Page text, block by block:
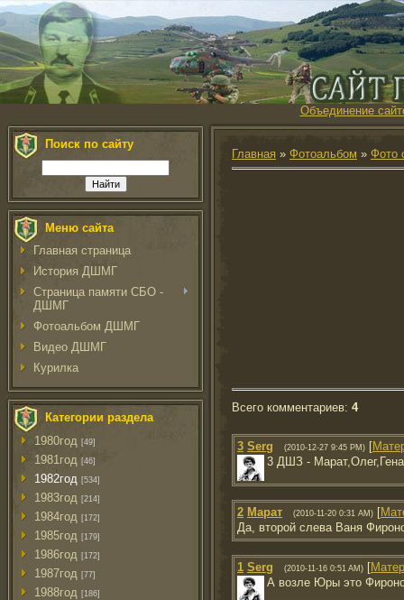
Объединение
Поиск по сайту
Меню сайта
Главная страница
История ДШМГ
Страница памяти СБО -
ДШМГ
Фотоальбом ДШМГ
Видео ДШМГ
Курилка
Категории раздела
1980год [49]
1981год [46]
1982год [534]
1983год [214]
1984год [172]
1985год [179]
1986год [172]
1987год [77]
1988год [186]
Главная » Фотоальбом » Фото
Всего комментариев: 4
3 Serg (2010-12-27 9:45 PM) [
3 ДШЗ -
2 Марат (2010-11-20 0:31 AM) [
Да, второй слева Ваня
1 Serg (2010-11-16 0:51 AM) [
А возле Юры это